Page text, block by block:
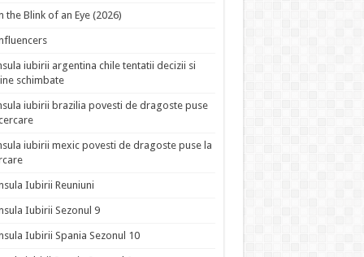
the Blink of an Eye (2026)
iubirii argentina chile tentatii decizii si
schimbate
iubirii brazilia povesti de dragoste puse
iubirii mexic povesti de dragoste puse la
Iubirii Reuniuni
Iubirii Sezonul 9
Iubirii Spania Sezonul 10